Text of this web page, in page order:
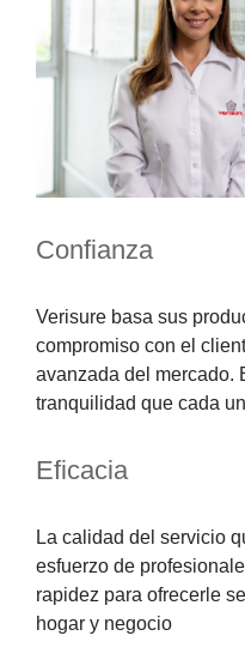
Confianza
Verisure basa sus
compromiso con el
avanzada del mercado.
tranquilidad que cada
Eficacia
La calidad del servicio
esfuerzo de
rapidez para ofrecerle
hogar y negocio